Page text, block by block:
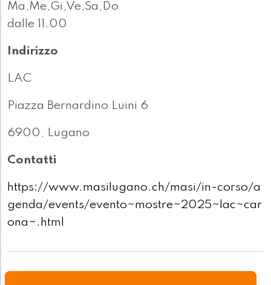
Ma,Me,Gi,Ve,Sa,Do
dalle 11.00
Indirizzo
LAC
Piazza Bernardino Luini 6
6900, Lugano
Contatti
https://www.masilugano.ch/masi/in-corso/a
genda/events/evento~mostre~2025~lac~car
ona~.html